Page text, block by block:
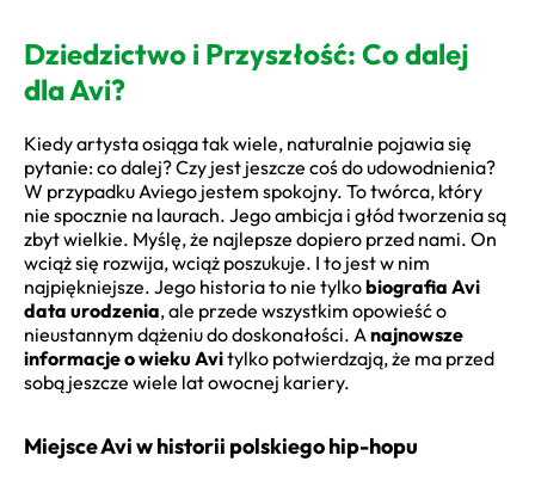
Dziedzictwo i Przyszłość: Co dalej
dla Avi?
Kiedy artysta osiąga tak wiele, naturalnie pojawia się
pytanie: co dalej? Czy jest jeszcze coś do udowodnienia?
W przypadku Aviego jestem spokojny. To twórca, który
nie spocznie na laurach. Jego ambicja i głód tworzenia są
zbyt wielkie. Myślę, że najlepsze dopiero przed nami. On
wciąż się rozwija, wciąż poszukuje. I to jest w nim
najpiękniejsze. Jego historia to nie tylkobiografia Avi
data urodzenia, ale przede wszystkim opowieść o
nieustannym dążeniu do doskonałości. Anajnowsze
informacje o wieku Avitylko potwierdzają, że ma przed
sobą jeszcze wiele lat owocnej kariery.
Miejsce Avi w historii polskiego hip-hopu